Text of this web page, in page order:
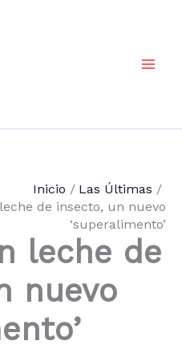
Inicio
Las Últimas
de insecto, un nuevo
‘superalimento’
leche de
nuevo